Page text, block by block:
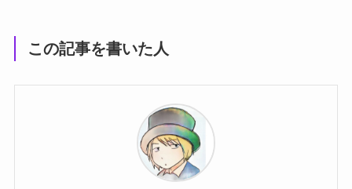
この記事を書いた人